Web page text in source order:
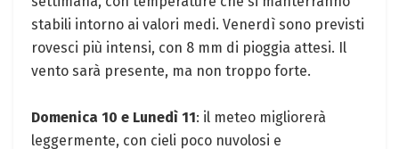
stabili intorno ai valori medi. Venerdì sono previsti
rovesci più intensi, con 8 mm di pioggia attesi. Il
vento sarà presente, ma non troppo forte.
Domenica 10 e Lunedì 11: il meteo migliorerà
leggermente, con cieli poco nuvolosi e